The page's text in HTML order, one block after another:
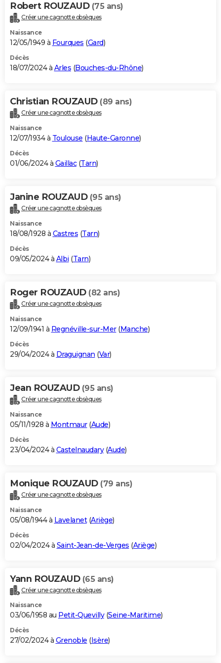
Robert ROUZAUD (75 ans)
Créer une cagnotte obsèques
Naissance
12/05/1949 à Fourques (Gard)
Décès
18/07/2024 à Arles (Bouches-du-Rhône)
Christian ROUZAUD (89 ans)
Créer une cagnotte obsèques
Naissance
12/07/1934 à Toulouse (Haute-Garonne)
Décès
01/06/2024 à Gaillac(Tarn)
Janine ROUZAUD (95 ans)
Créer une cagnotte obsèques
Naissance
18/08/1928 à Castres (Tarn)
Décès
09/05/2024 à Albi (Tarn)
Roger ROUZAUD (82 ans)
Créer une cagnotte obsèques
Naissance
12/09/1941 à Regnéville-sur-Mer(Manche)
Décès
29/04/2024 à Draguignan (Var)
Jean ROUZAUD (95 ans)
Créer une cagnotte obsèques
Naissance
05/11/1928 à Montmaur(Aude)
Décès
23/04/2024 à Castelnaudary(Aude)
Monique ROUZAUD (79 ans)
Créer une cagnotte obsèques
Naissance
05/08/1944 à Lavelanet(Ariège)
Décès
02/04/2024 à Saint-Jean-de-Verges (Ariège)
Yann ROUZAUD (65 ans)
Créer une cagnotte obsèques
Naissance
03/06/1958 au Petit-Quevilly(Seine-Maritime)
Décès
27/02/2024 à Grenoble (Isère)